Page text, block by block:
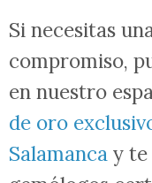
Si necesitas
compromiso,
en nuestro
de oro
Salamanca y te